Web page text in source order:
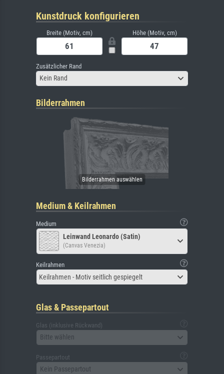
Kunstdruck konfigurieren
Breite (Motiv, cm) Höhe (Motiv, cm)
Zusätzlicher Rand
Kein Rand
Bilderrahmen
Medium & Keilrahmen
Medium
Leinwand Leonardo (Satin)
(Canvas Venezia)
Keilrahmen
Keilrahmen - Motiv seitlich gespiegelt
Glas & Passepartout
Glas (inklusive Rückwand)
Bitte wählen
Passepartout
Kein Passepartout